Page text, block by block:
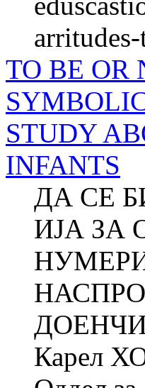
TO BE OR
STUDY
INFANTS
ДА СЕ
ИЈА ЗА
Карел